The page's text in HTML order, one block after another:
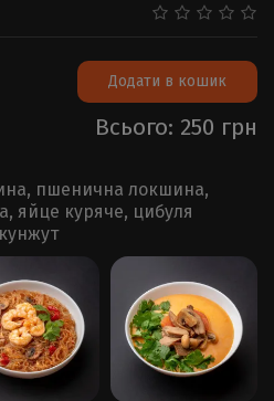
Додати в кошик
Всього: 250 грн
пшенична локшина,
яйце куряче, цибуля